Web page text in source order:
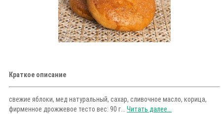
Краткое описание
свежие яблоки, мед натуральный, сахар, сливочное масло, корица,
фирменное дрожжевое тесто вес: 90 г... Читать далее...